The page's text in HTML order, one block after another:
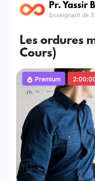
Pr. Yassir
Enseignant de
Les ordures
Cours)
Premium